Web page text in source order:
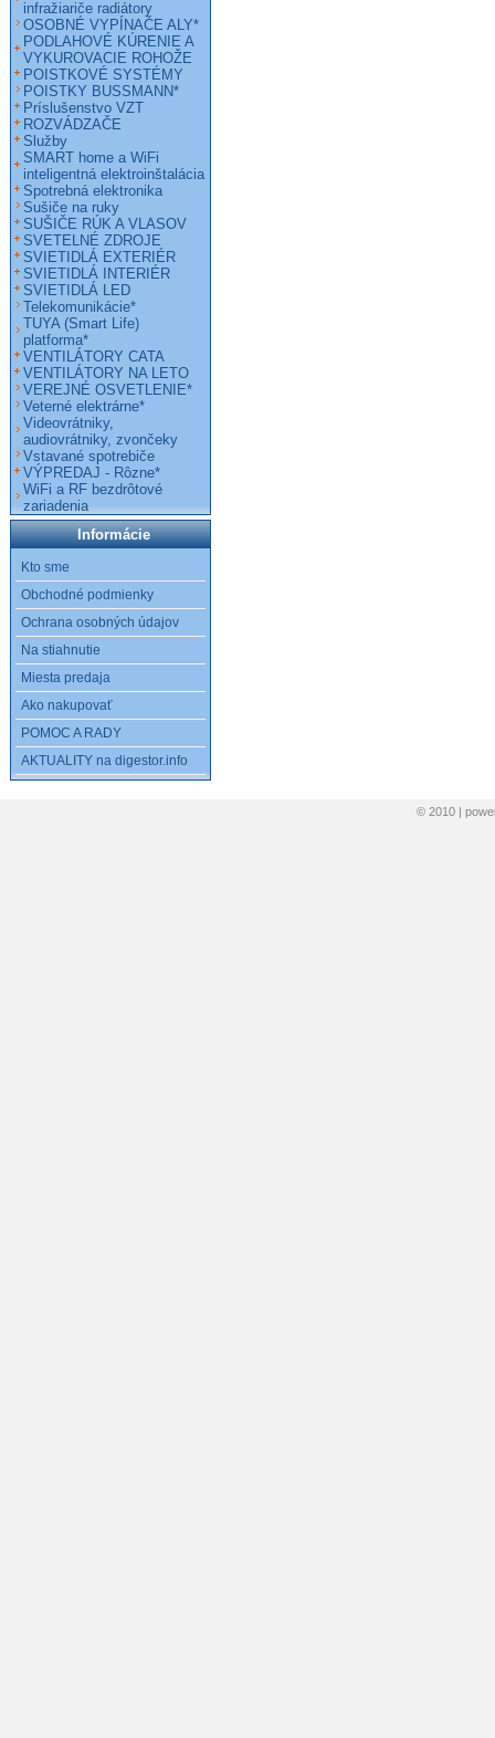
infražiariče radiátory
OSOBNÉ VYPÍNAČE ALY*
PODLAHOVÉ KÚRENIE A
VYKUROVACIE ROHOŽE
POISTKOVÉ SYSTÉMY
POISTKY BUSSMANN*
Príslušenstvo VZT
ROZVÁDZAČE
Služby
SMART home a WiFi
inteligentná elektroinštalácia
Spotrebná elektronika
Sušiče na ruky
SUŠIČE RÚK A VLASOV
SVETELNÉ ZDROJE
SVIETIDLÁ EXTERIÉR
SVIETIDLÁ INTERIÉR
SVIETIDLÁ LED
Telekomunikácie*
TUYA (Smart Life)
platforma*
VENTILÁTORY CATA
VENTILÁTORY NA LETO
VEREJNÉ OSVETLENIE*
Veterné elektrárne*
Videovrátniky,
audiovrátniky, zvončeky
Vstavané spotrebiče
VÝPREDAJ - Rôzne*
WiFi a RF bezdrôtové
zariadenia
Informácie
Kto sme
Obchodné podmienky
Ochrana osobných údajov
Na stiahnutie
Miesta predaja
Ako nakupovať
POMOC A RADY
AKTUALITY na digestor.info
© 2010 |